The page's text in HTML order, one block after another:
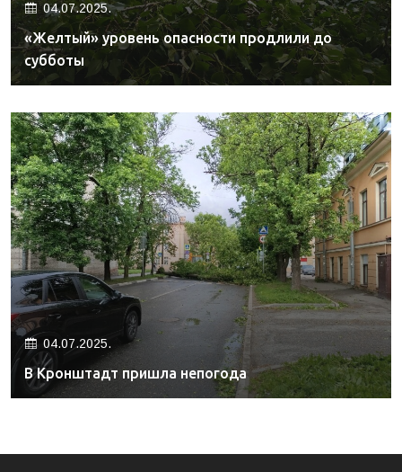
04.07.2025.
«Желтый» уровень опасности продлили до
субботы
04.07.2025.
В Кронштадт пришла непогода